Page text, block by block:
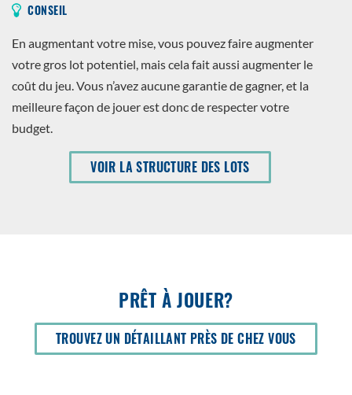
CONSEIL
En augmentant votre mise, vous pouvez faire augmenter
votre gros lot potentiel, mais cela fait aussi augmenter le
coût du jeu. Vous n’avez aucune garantie de gagner, et la
meilleure façon de jouer est donc de respecter votre
budget.
VOIR LA STRUCTURE DES LOTS
PRÊT À JOUER?
TROUVEZ UN DÉTAILLANT PRÈS DE CHEZ VOUSOUVRIR
DANS